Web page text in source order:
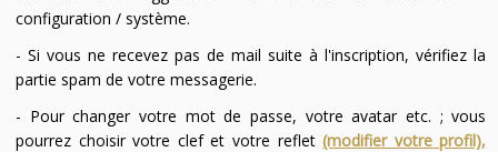
configuration / système.
- Si vous ne recevez pas de mail suite à l'inscription, vérifiez la
partie spam de votre messagerie.
- Pour changer votre mot de passe, votre avatar etc. ; vous
pourrez choisir votre clef et votre reflet(modifier votre profil),